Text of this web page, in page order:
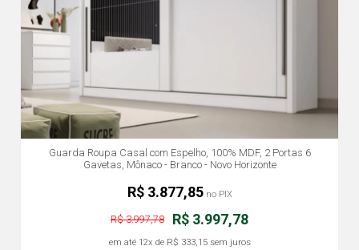
Guarda Roupa Casal com Espelho, 100% MDF, 2 Portas 6
Gavetas, Mônaco - Branco - Novo Horizonte
R$ 3.997,78
R$ 3.997,78
em até 12x de R$ 333,15sem juros
R$ 3.877,85no PIX